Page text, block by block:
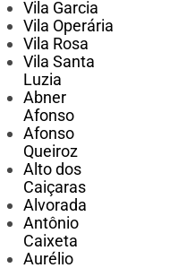
Vila Garcia
Vila Operária
Vila Rosa
Vila Santa
Luzia
Abner
Afonso
Afonso
Queiroz
Alto dos
Caiçaras
Alvorada
Antônio
Caixeta
Aurélio